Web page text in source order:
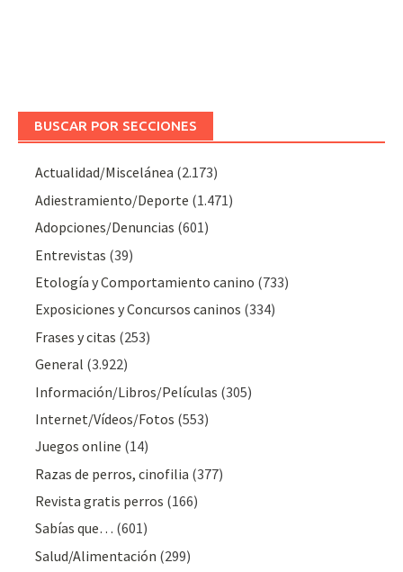
BUSCAR POR SECCIONES
Actualidad/Miscelánea (2.173)
Adiestramiento/Deporte (1.471)
Adopciones/Denuncias (601)
Entrevistas (39)
Etología y Comportamiento canino (733)
Exposiciones y Concursos caninos (334)
Frases y citas (253)
General (3.922)
Información/Libros/Películas (305)
Internet/Vídeos/Fotos (553)
Juegos online (14)
Razas de perros, cinofilia (377)
Revista gratis perros (166)
Sabías que… (601)
Salud/Alimentación (299)